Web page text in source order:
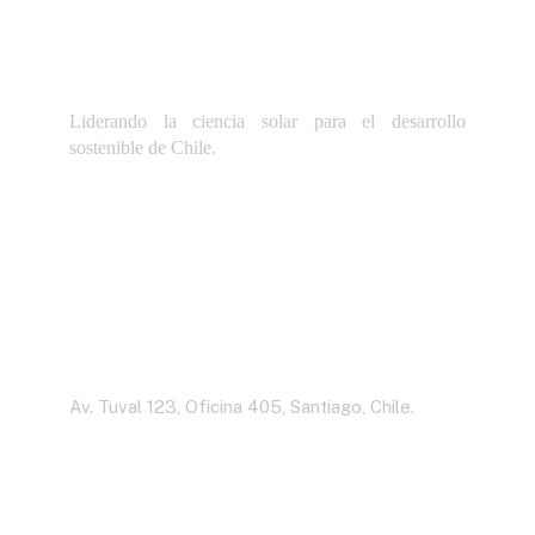
Liderando la ciencia solar para el desarrollo
sostenible de Chile.
Av. Tuval 123, Oficina 405, Santiago, Chile.